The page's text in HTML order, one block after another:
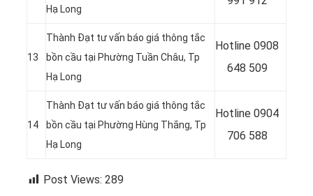
Hạ Long
13
Thành Đạt tư vấn báo giá thông tắc
bồn cầu tại Phường Tuần Châu, Tp
Hạ Long
Hotline 0908
648 509
14
Thành Đạt tư vấn báo giá thông tắc
bồn cầu tại Phường Hùng Thắng, Tp
Hạ Long
Hotline 0904
706 588
Post Views: 289